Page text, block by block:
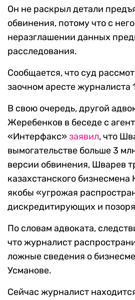
Он не раскрыл детали
обвинения, потому что с
неразглашении данных
расследования.
Сообщается, что суд
заочном аресте журналиста
В свою очередь, другой
Жеребенков в беседе с
«Интерфакс»заявил, что
вымогательстве больше 3
версии обвинения, Шварев
казахстанского
якобы «угрожая
дискредитирующих и
По словам адвоката,
что журналист
ложные сведения о
Усманове.
Сейчас журналист